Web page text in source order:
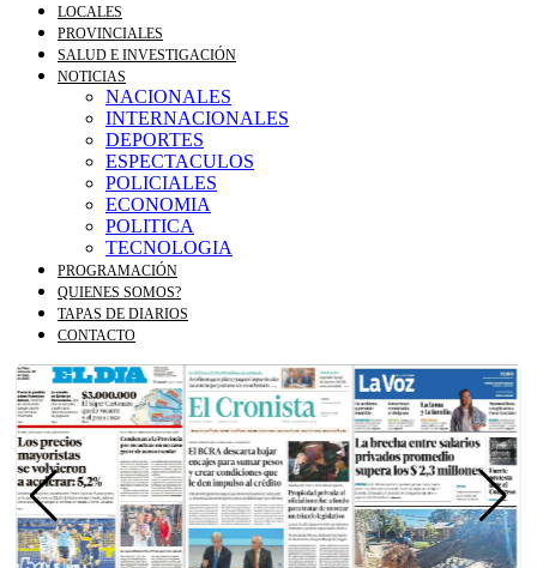
LOCALES
PROVINCIALES
SALUD E INVESTIGACIÓN
NOTICIAS
NACIONALES
INTERNACIONALES
DEPORTES
ESPECTACULOS
POLICIALES
ECONOMIA
POLITICA
TECNOLOGIA
PROGRAMACIÓN
QUIENES SOMOS?
TAPAS DE DIARIOS
CONTACTO